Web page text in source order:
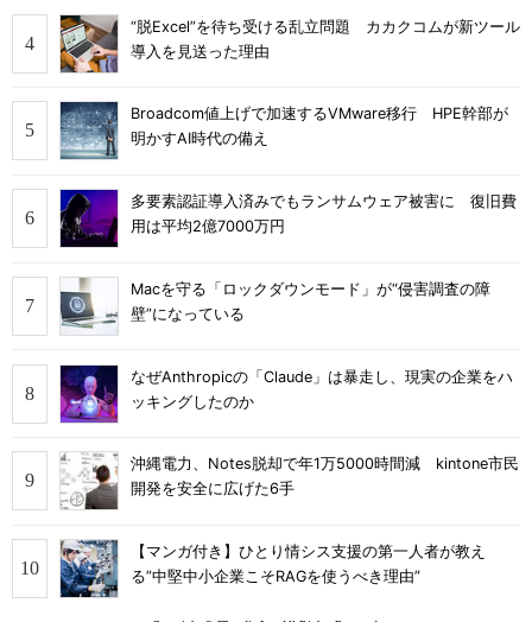
“脱Excel”を待ち受ける乱立問題 カカクコムが新ツール
導入を見送った理由
Broadcom値上げで加速するVMware移行 HPE幹部が
明かすAI時代の備え
多要素認証導入済みでもランサムウェア被害に 復旧費
用は平均2億7000万円
Macを守る「ロックダウンモード」が“侵害調査の障
壁”になっている
なぜAnthropicの「Claude」は暴走し、現実の企業をハ
ッキングしたのか
沖縄電力、Notes脱却で年1万5000時間減 kintone市民
開発を安全に広げた6手
【マンガ付き】ひとり情シス支援の第一人者が教え
る”中堅中小企業こそRAGを使うべき理由”